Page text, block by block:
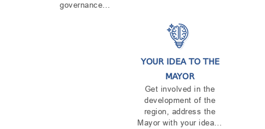
governance…
YOUR IDEA TO THE
MAYOR
Get involved in the
development of the
region, address the
Mayor with your idea…